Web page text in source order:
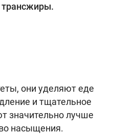
они уделяют еде
и тщательное
значительно лучше
насыщения.